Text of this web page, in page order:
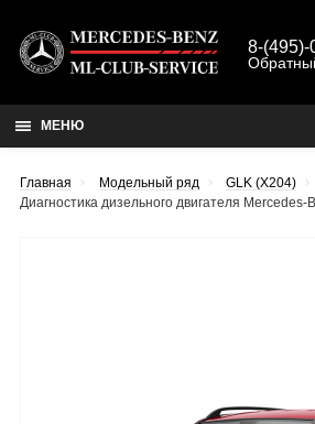
8-(495)-
МЕНЮ
Главная Модельный ряд
GLK (X204)
Диагностика дизельного двигателя Mercedes-